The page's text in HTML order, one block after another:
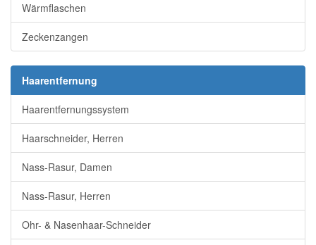
Wärmflaschen
Zeckenzangen
Haarentfernung
Haarentfernungssystem
Haarschneider, Herren
Nass-Rasur, Damen
Nass-Rasur, Herren
Ohr- & Nasenhaar-Schneider